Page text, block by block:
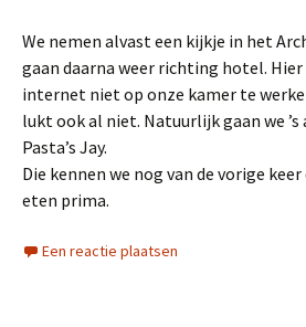
We nemen alvast een kijkje in het
gaan daarna weer richting hotel.
internet niet op onze kamer te
lukt ook al niet. Natuurlijk gaan we ’s
Pasta’s Jay.
Die kennen we nog van de vorige
eten prima.
Een reactie plaatsen